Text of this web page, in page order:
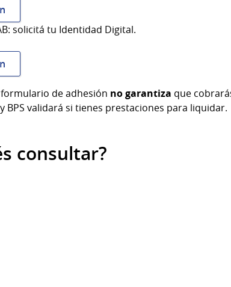
solicitá tu Identidad Digital.
de adhesión no garantiza que
BPS validará si tienes prestaciones para liquidar.
consultar?